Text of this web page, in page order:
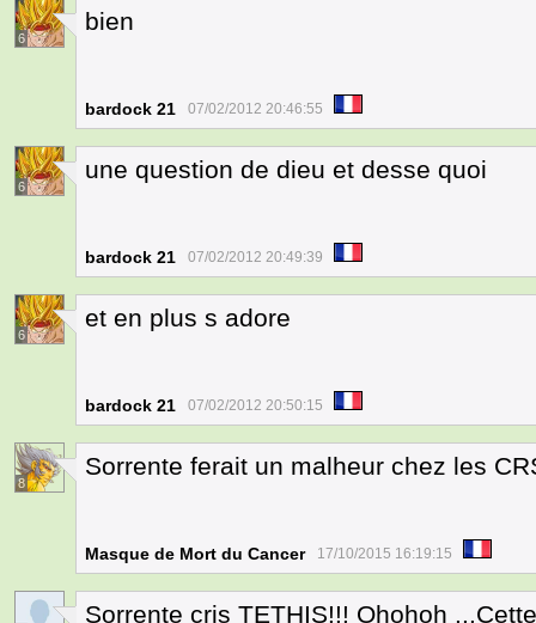
6
bien
bardock 21 07/02/2012 20:46:55
6
une question de dieu et desse quoi
bardock 21 07/02/2012 20:49:39
6
et en plus s adore
bardock 21 07/02/2012 20:50:15
8
Sorrente ferait un malheur chez les
Masque de Mort du Cancer 17/10/2015 16:19:15
Sorrente cris TETHIS!!! Ohohoh